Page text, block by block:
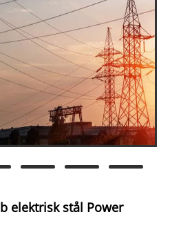
elektrisk stål Power